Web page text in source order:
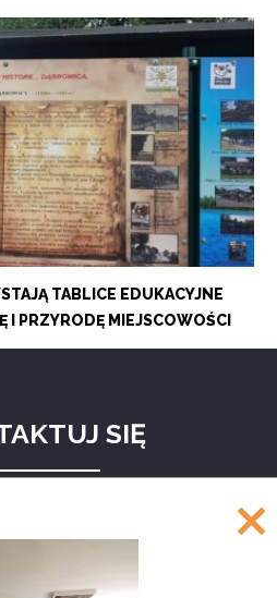
TABLICE EDUKACYJNE
I PRZYRODĘ MIEJSCOWOŚCI
SIĘ